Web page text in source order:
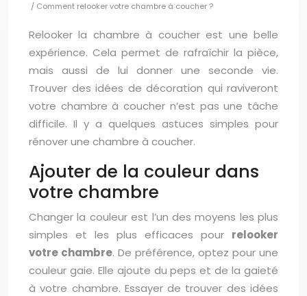
/ Comment relooker votre chambre à coucher ?
Relooker la chambre à coucher est une belle
expérience. Cela permet de rafraîchir la pièce,
mais aussi de lui donner une seconde vie.
Trouver des idées de décoration qui raviveront
votre chambre à coucher n’est pas une tâche
difficile. Il y a quelques astuces simples pour
rénover une chambre à coucher.
Ajouter de la couleur dans
votre chambre
Changer la couleur est l’un des moyens les plus
simples et les plus efficaces pour relooker
votre chambre. De préférence, optez pour une
couleur gaie. Elle ajoute du peps et de la gaieté
à votre chambre. Essayer de trouver des idées